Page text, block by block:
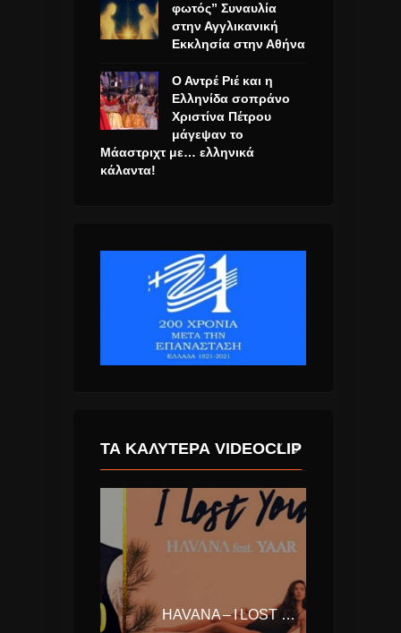
φωτός” Συναυλία
στην Αγγλικανική
Εκκλησία στην Αθήνα
Ο Αντρέ Ριέ και η
Ελληνίδα σοπράνο
Χριστίνα Πέτρου
μάγεψαν το
Μάαστριχτ με… ελληνικά
κάλαντα!
ΤΑ ΚΑΛΎΤΕΡΑ VIDEOCLIP
HAVANA – I LOST YOU (FEAT YAAR)